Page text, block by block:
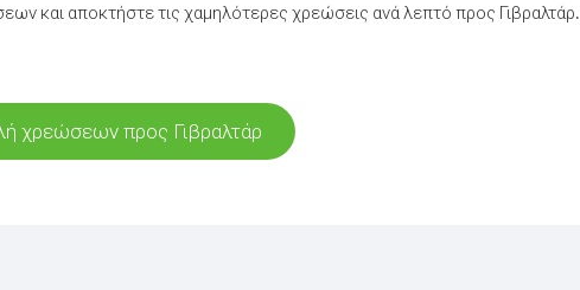
και αποκτήστε τις χαμηλότερες χρεώσεις ανά λεπτό προς Γιβραλτάρ.
χρεώσεων προς Γιβραλτάρ